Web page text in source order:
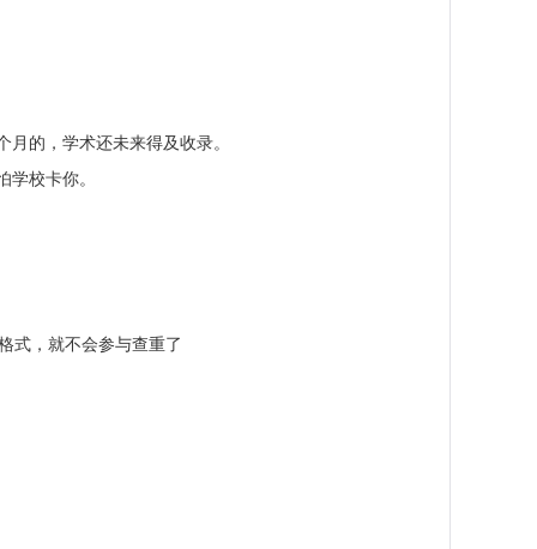
的，学术还未来得及收录。
校卡你。
式，就不会参与查重了